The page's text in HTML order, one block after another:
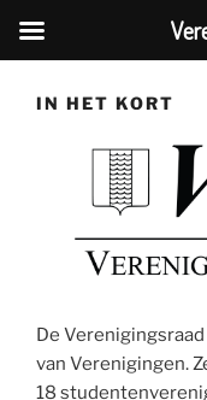
IN HET KORT
De
van Verenigingen.
18